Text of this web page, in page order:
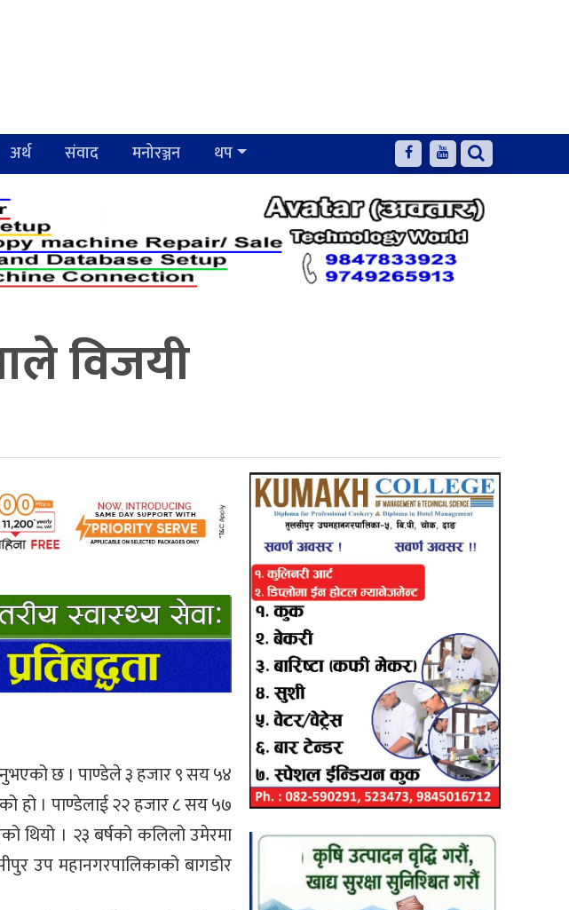
अर्थ संवाद मनोरञ्जन थप
विजयी
छ । पाण्डेले ३ हजार ९ सय ५४
हो । पाण्डेलाई २२ हजार ८ सय ५७
थियो । २३ बर्षको कलिलो उमेरमा
उप महानगरपालिकाको बागडोर